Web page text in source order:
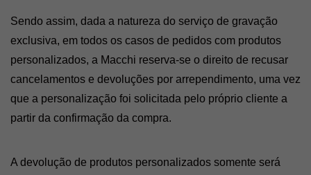
Sendo assim, dada a natureza do serviço de gravação
exclusiva, em todos os casos de pedidos com produtos
personalizados, a Macchi reserva-se o direito de recusar
cancelamentos e devoluções por arrependimento, uma vez
que a personalização foi solicitada pelo próprio cliente a
partir da confirmação da compra.
A devolução de produtos personalizados somente será